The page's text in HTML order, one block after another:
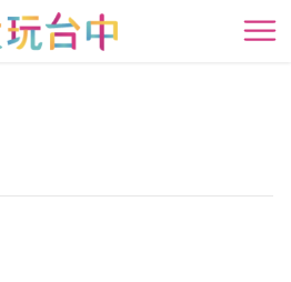
開